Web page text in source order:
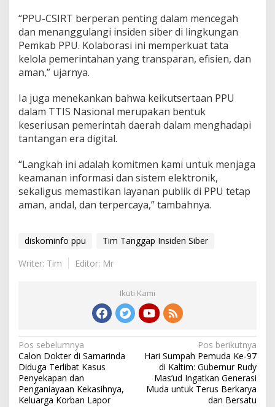
“PPU-CSIRT berperan penting dalam mencegah
dan menanggulangi insiden siber di lingkungan
Pemkab PPU. Kolaborasi ini memperkuat tata
kelola pemerintahan yang transparan, efisien, dan
aman,” ujarnya.
Ia juga menekankan bahwa keikutsertaan PPU
dalam TTIS Nasional merupakan bentuk
keseriusan pemerintah daerah dalam menghadapi
tantangan era digital.
“Langkah ini adalah komitmen kami untuk menjaga
keamanan informasi dan sistem elektronik,
sekaligus memastikan layanan publik di PPU tetap
aman, andal, dan terpercaya,” tambahnya.
diskominfo ppu
Tim Tanggap Insiden Siber
Writer: Tim
Editor: Mr
Ikuti Kami
Navigasi
pos
Pos sebelumnya
Calon Dokter di Samarinda
Diduga Terlibat Kasus
Penyekapan dan
Penganiayaan Kekasihnya,
Keluarga Korban Lapor
Pos berikutnya
Hari Sumpah Pemuda Ke-97
di Kaltim: Gubernur Rudy
Mas’ud Ingatkan Generasi
Muda untuk Terus Berkarya
dan Bersatu